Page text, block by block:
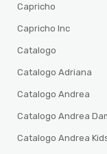
Capricho
Capricho Inc
Catalogo
Catalogo Adriana
Catalogo Andrea
Catalogo Andrea
Catalogo Andrea